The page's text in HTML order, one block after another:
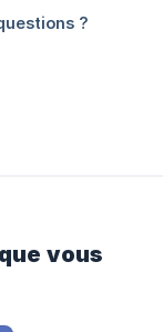
?
vous